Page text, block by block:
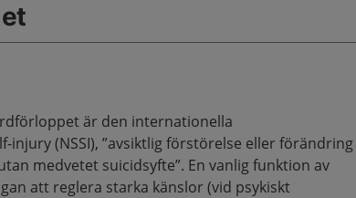
är den internationella
injury (NSSI), ”avsiktlig förstörelse eller förändring
medvetet suicidsyfte”. En vanlig funktion av
att reglera starka känslor (vid psykiskt